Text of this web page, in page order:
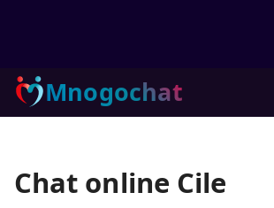
Mnogochat
Chat online Cile